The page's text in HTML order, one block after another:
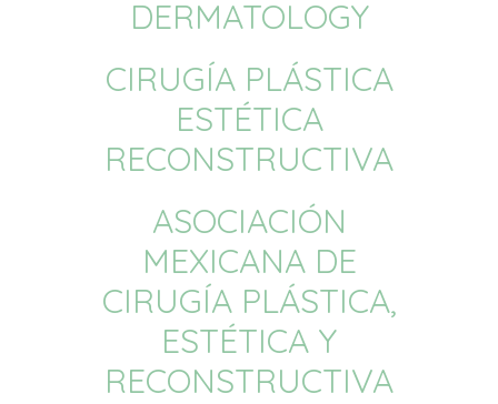
DERMATOLOGY
CIRUGÍA PLÁSTICA
ESTÉTICA
RECONSTRUCTIVA
ASOCIACIÓN
MEXICANA DE
CIRUGÍA PLÁSTICA,
ESTÉTICA Y
RECONSTRUCTIVA